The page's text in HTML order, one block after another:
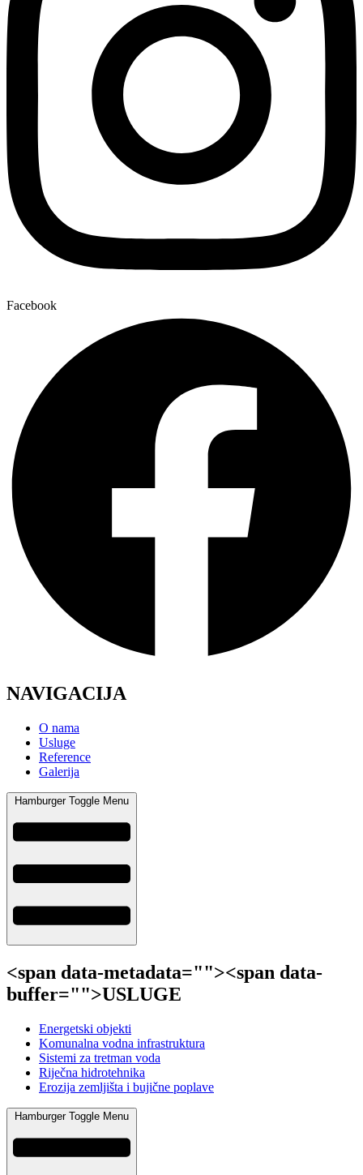
Facebook
NAVIGACIJA
O nama
Usluge
Reference
Galerija
Hamburger Toggle Menu
<span data-metadata=""><span data-
buffer="">USLUGE
Energetski objekti
Komunalna vodna infrastruktura
Sistemi za tretman voda
Riječna hidrotehnika
Erozija zemljišta i bujične poplave
Hamburger Toggle Menu